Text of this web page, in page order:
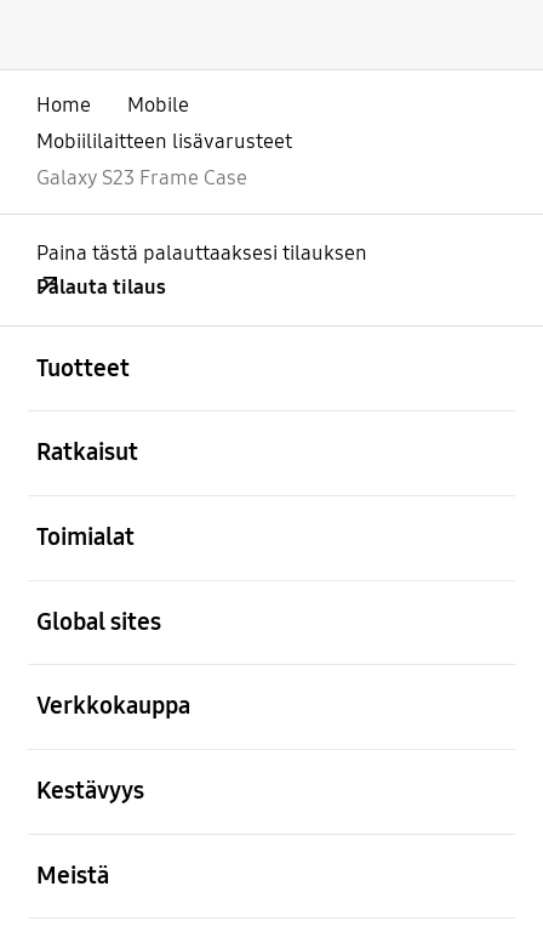
Home
Mobile
Mobiililaitteen lisävarusteet
Galaxy S23 Frame Case
Paina tästä palauttaaksesi tilauksen
Palauta tilaus
Tuotteet
Ratkaisut
Toimialat
Global sites
Verkkokauppa
Kestävyys
Meistä